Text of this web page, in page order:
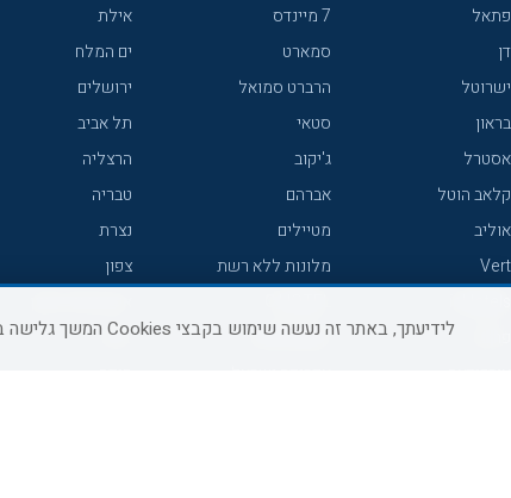
פתאל
דן
ישרוטל
בראון
אסטרל
קלאב הוטל
אוליב
Vert
7 מיינדס
סמארט
הרברט סמואל
סטאי
ג'יקוב
אברהם
מטיילים
מלונות ללא רשת
קראון פלאזה
אילת
ים המלח
ירושלים
תל אביב
הרצליה
טבריה
נצרת
צפון
נתניה
לידיעתך, באתר זה נעשה שימוש בקבצי Cookies המשך גלישה באתר מהווה הסכמה לשימוש זה, למידע נוסף ניתן לעיין